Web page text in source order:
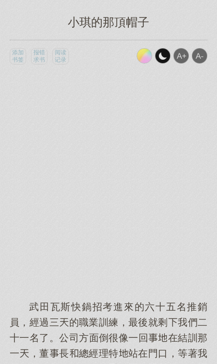
小琪的那頂帽子
添加
书签
报错
求书
阅读
记录
武田瓦斯快鍋招考進來的六十五名推銷
員，經過三的職業訓練，最後就剩我們二
十一名了。公司方面倒很像一回在結訓那
一，董長總經理特站在門口，等著我